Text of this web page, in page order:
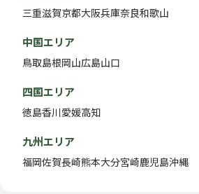
三重滋賀京都大阪兵庫奈良和歌山
中国エリア
鳥取島根岡山広島山口
四国エリア
徳島香川愛媛高知
九州エリア
福岡佐賀長崎熊本大分宮崎鹿児島沖縄